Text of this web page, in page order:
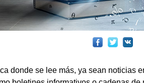
donde se lee más, ya sean noticias